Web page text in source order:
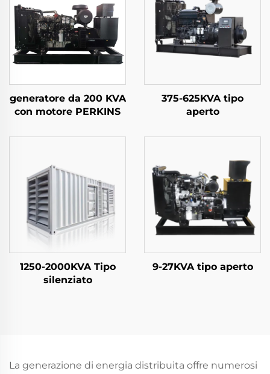
generatore da 200 KVA
con motore PERKINS
375-625KVA tipo
aperto
1250-2000KVA Tipo
silenziato
9-27KVA tipo aperto
La generazione di energia distribuita offre numerosi